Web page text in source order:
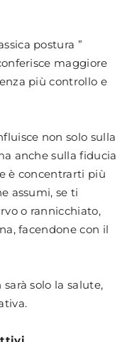
postura ”
maggiore
più controllo e
non solo sulla
anche sulla fiducia
è concentrarti più
assumi, se ti
o rannicchiato,
facendone con il
solo la salute,